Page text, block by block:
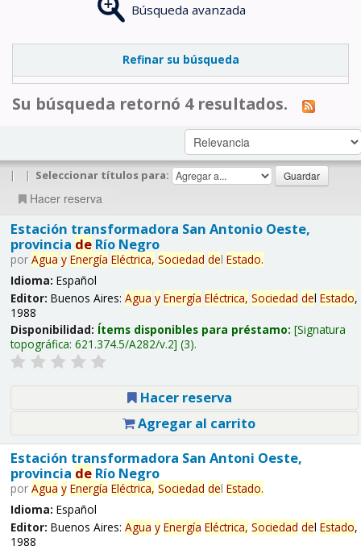
Búsqueda avanzada
Refinar su búsqueda
Su búsqueda retornó 4 resultados.
| | Seleccionar títulos para:
Hacer reserva
Estación transformadora San Antonio Oeste,
provincia deRío Negro
por Agua y Energía Eléctrica, Sociedad del Estado.
Idioma: Español
Editor: Buenos Aires: Agua y Energía Eléctrica, Sociedad del Estado,
1988
Disponibilidad: Ítems disponibles para préstamo: Signatura
topográfica: 621.374.5/A282/v.2 (3).
Hacer reserva
Agregar al carrito
Estación transformadora San Antoni Oeste,
provincia deRío Negro
por Agua y Energía Eléctrica, Sociedad del Estado.
Idioma: Español
Editor: Buenos Aires: Agua y Energía Eléctrica, Sociedad del Estado,
1988